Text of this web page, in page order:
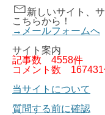
新しいサイト、
こちらから！
→メールフォームへ
サイト案内
記事数 4558件
コメント数 167431
当サイトについて
質問する前に確認